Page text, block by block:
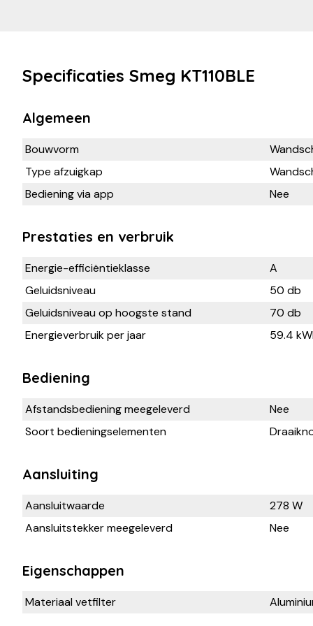
Specificaties Smeg KT110BLE
Algemeen
Bouwvorm
Type afzuigkap
Bediening via app
Nee
Prestaties en verbruik
Energie-efficiëntieklasse
A
Geluidsniveau
50 db
Geluidsniveau op hoogste stand
70 db
Energieverbruik per jaar
59.4
Bediening
Afstandsbediening meegeleverd
Nee
Soort bedieningselementen
Aansluiting
Aansluitwaarde
278 W
Aansluitstekker meegeleverd
Nee
Eigenschappen
Materiaal vetfilter